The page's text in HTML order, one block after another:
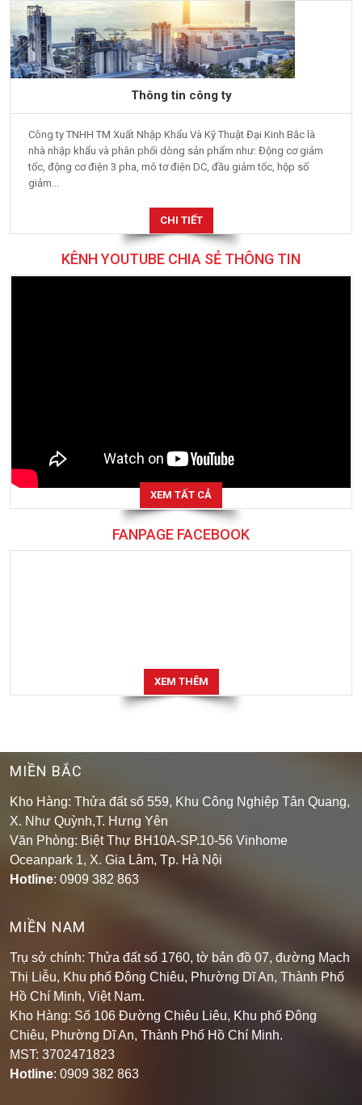
Thông tin công ty
Công ty TNHH TM Xuất Nhập Khẩu Và Kỹ Thuật Đại Kinh Bắc là
nhà nhập khẩu và phân phối dòng sản phẩm như: Động cơ giảm
tốc, động cơ điện 3 pha, mô tơ điện DC, đầu giảm tốc, hộp số
giảm...
KÊNH YOUTUBE CHIA SẺ THÔNG TIN
FANPAGE FACEBOOK
MIỀN BẮC
Kho Hàng: Thửa đất số 559, Khu Công Nghiệp Tân Quang,
X. Như Quỳnh,T. Hưng Yên
Văn Phòng: Biệt Thự BH10A-SP.10-56 Vinhome
Oceanpark 1, X. Gia Lâm, Tp. Hà Nội
Hotline: 0909 382 863
Trụ sở chính: Thửa đất số 1760, tờ bản đồ 07, đường Mạch
Thị Liễu, Khu phố Đông Chiêu, Phường Dĩ An, Thành Phố
Hồ Chí Minh, Việt Nam.
Kho Hàng: Số 106 Đường Chiêu Liêu, Khu phố Đông
Chiêu, Phường Dĩ An, Thành Phố Hồ Chí Minh.
MST: 3702471823
Hotline: 0909 382 863